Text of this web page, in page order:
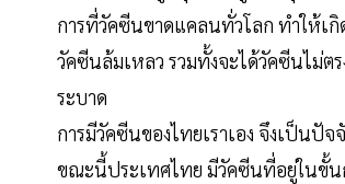
การที่วัคซีนขาดแคลนทั่วโลก ทำให้เกิ
วัคซีนล้มเหลว รวมทั้งจะได้วัคซีนไม่
ระบาด
การมีวัคซีนของไทยเราเอง จึงเป็นปั
ขณะนี้ประเทศไทย มีวัคซีนที่อยู่ในขั้น